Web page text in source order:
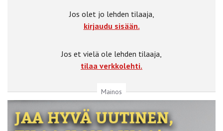
Jos olet jo lehden tilaaja,
kirjaudu sisään.
Jos et vielä ole lehden tilaaja,
tilaa verkkolehti.
Mainos